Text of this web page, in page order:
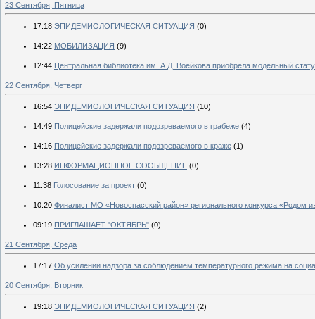
23 Сентября, Пятница
17:18 ЭПИДЕМИОЛОГИЧЕСКАЯ СИТУАЦИЯ (0)
14:22 МОБИЛИЗАЦИЯ (9)
12:44 Центральная библиотека им. А.Д. Воейкова приобрела модельный
22 Сентября, Четверг
16:54 ЭПИДЕМИОЛОГИЧЕСКАЯ СИТУАЦИЯ (10)
14:49 Полицейские задержали подозреваемого в грабеже (4)
14:16 Полицейские задержали подозреваемого в краже (1)
13:28 ИНФОРМАЦИОННОЕ СООБЩЕНИЕ (0)
11:38 Голосование за проект (0)
10:20 Финалист МО «Новоспасский район» регионального конкурса «Родом
09:19 ПРИГЛАШАЕТ "ОКТЯБРЬ" (0)
21 Сентября, Среда
17:17 Об усилении надзора за соблюдением температурного режима на
20 Сентября, Вторник
19:18 ЭПИДЕМИОЛОГИЧЕСКАЯ СИТУАЦИЯ (2)